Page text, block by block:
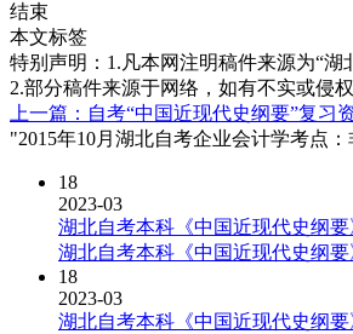
结束
本文标签
特别声明：1.凡本网注明稿件来源为“湖
2.部分稿件来源于网络，如有不实或侵
上一篇：自考“中国近现代史纲要”复习
"2015年10月湖北自考企业会计学考点
18
2023-03
湖北自考本科《中国近现代史纲要
湖北自考本科《中国近现代史纲要
18
2023-03
湖北自考本科《中国近现代史纲要